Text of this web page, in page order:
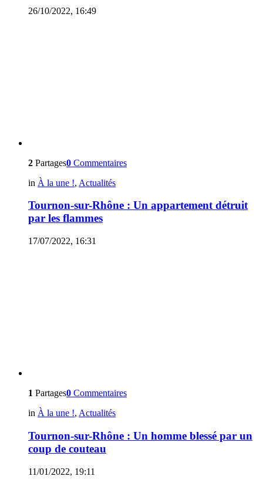
26/10/2022, 16:49
2 Partages0 Commentaires
in À la une !, Actualités
Tournon-sur-Rhône : Un appartement détruit
par les flammes
17/07/2022, 16:31
1 Partages0 Commentaires
in À la une !, Actualités
Tournon-sur-Rhône : Un homme blessé par un
coup de couteau
11/01/2022, 19:11